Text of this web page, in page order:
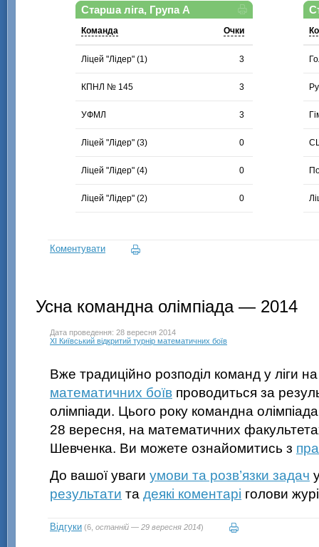
Старша ліга, Група А
Команда Очки
Ліцей "Лідер" (1) 3
КПНЛ № 145 3
УФМЛ 3
Ліцей "Лідер" (3) 0
Ліцей "Лідер" (4) 0
Ліцей "Лідер" (2) 0
Коментувати
Усна командна олімпіада — 2014
Дата проведення: 28 вересня 2014
XI Київський відкритий турнір математичних боїв
Вже традиційно розподіл команд у ліги
математичних боїв проводиться за
олімпіади. Цього року командна
28 вересня, на математичних
Шевченка. Ви можете ознайомитись з
До вашої уваги умови та розв’язки задач
результати та деякі коментарі голови
Відгуки (6, останній — 29 вересня 2014)